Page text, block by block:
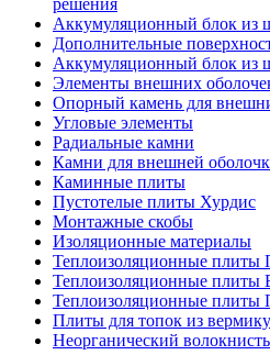
Аккумуляционный блок из
Дополнительные
Аккумуляционный блок из
Элементы внешних
Опорный камень для
Угловые элементы
Радиальные камни
Камни для внешней
Каминные плиты
Пустотелые плиты Хурдис
Монтажные скобы
Изоляционные материалы
Теплоизоляционные плиты
Теплоизоляционные плиты
Теплоизоляционные плиты
Плиты для топок из
Неорганический